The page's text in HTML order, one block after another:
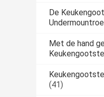
De
Met de hand
(41)